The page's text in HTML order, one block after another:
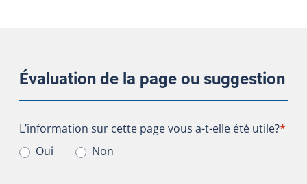
Évaluation de la page ou suggestion
L’information sur cette page vous a-t-elle été utile?
L’information sur cette page vous a-t-elle été utile?*
Oui
Non